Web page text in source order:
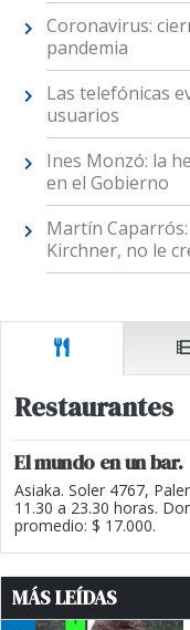
Coronavirus:
pandemia
Las telefónicas
usuarios
Ines Monzó: la
en el Gobierno
Martín
Kirchner, no le
Restaurantes
El mundo en un bar.
Asiaka. Soler 4767,
11.30 a 23.30 horas.
promedio: $ 17.000.
MÁS LEÍDAS